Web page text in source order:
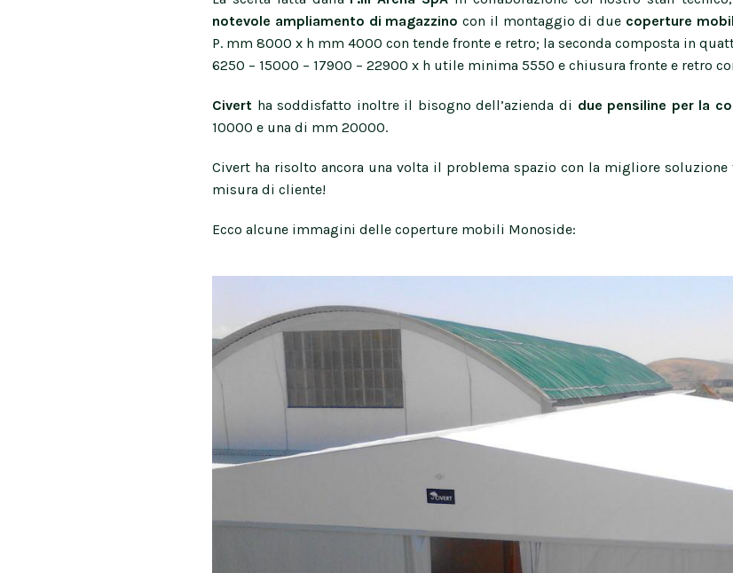
notevole ampliamento di magazzinocon il montaggio di due coperture
P. mm 8000 x h mm 4000 con tende fronte e retro; la seconda composta in
6250 – 15000 – 17900 – 22900 x h utile minima 5550 e chiusura fronte e retro
Civert ha soddisfatto inoltre il bisogno dell’azienda di due pensiline per la
10000 e una di mm 20000.
Civert ha risolto ancora una volta il problema spazio con la migliore
misura di cliente!
Ecco alcune immagini delle coperture mobili Monoside: